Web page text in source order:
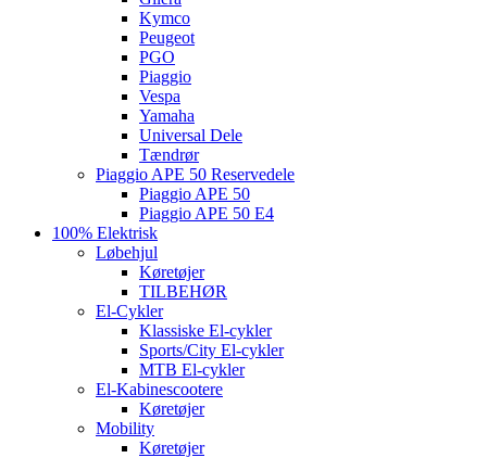
Kymco
Peugeot
PGO
Piaggio
Vespa
Yamaha
Universal Dele
Tændrør
Piaggio APE 50 Reservedele
Piaggio APE 50
Piaggio APE 50 E4
100% Elektrisk
Løbehjul
Køretøjer
TILBEHØR
El-Cykler
Klassiske El-cykler
Sports/City El-cykler
MTB El-cykler
El-Kabinescootere
Køretøjer
Mobility
Køretøjer